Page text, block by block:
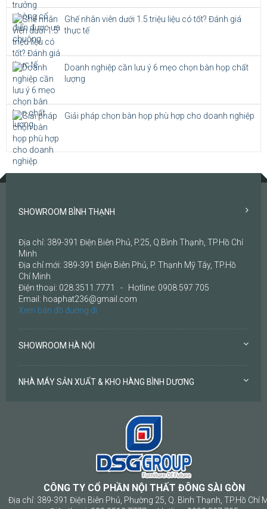
Ghế nhân viên dưới 1.5 triệu liệu có tốt? Đánh giá
thực tế
Doanh nghiệp cần lưu ý 6 mẹo chọn bàn họp chất
lượng
Giải pháp chọn bàn họp phù hợp cho doanh nghiệp
SHOWROOM BÌNH THẠNH
Địa chỉ: 389-391 Điện Biên Phủ, P.25, Q.Bình Thạnh, TP.Hồ Chí
Minh
Địa chỉ mới: 389-391 Điện Biên Phủ, P. Thạnh Mỹ Tây, TP.Hồ
Chí Minh
Điện thoại: 028.3511.7771 - Hotline: 0908 597 705
Email: hoaphat236@gmail.com
Xem bản đồ đường đi
SHOWROOM HÀ NỘI
NHÀ MÁY SẢN XUẤT & KHO HÀNG BÌNH DƯƠNG
CÔNG TY CỔ PHẦN NỘI THẤT ĐÔNG SÀI GÒN
Địa chỉ: 389-391 Điện Biên Phủ, Phường 25, Q. Bình Thạnh, TP.Hồ Chí